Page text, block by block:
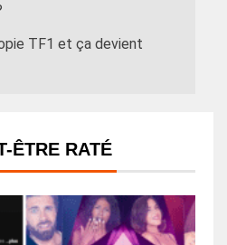
TF1 et ça devient
ÊTRE RATÉ